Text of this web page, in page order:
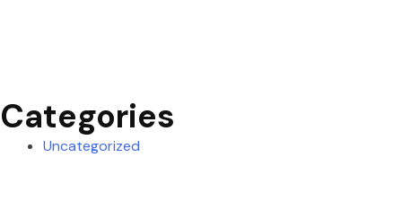
Categories
Uncategorized